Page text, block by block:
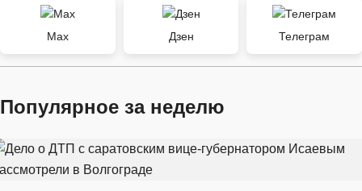
Max Дзен Телеграм
Популярное за неделю